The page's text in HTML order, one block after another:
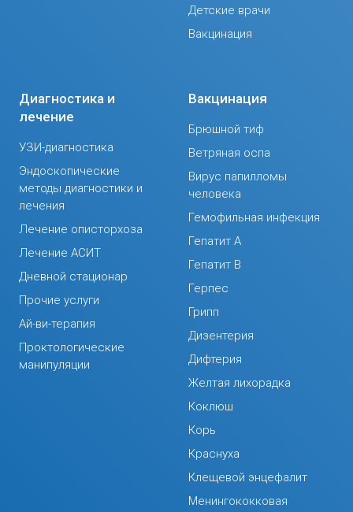
Детские врачи
Вакцинация
Диагностика и
лечение
УЗИ-диагностика
Эндоскопические
методы диагностики и
лечения
Лечение описторхоза
Лечение АСИТ
Дневной стационар
Прочие услуги
Ай-ви-терапия
Проктологические
манипуляции
Вакцинация
Брюшной тиф
Ветряная оспа
Вирус папилломы
человека
Гемофильная инфекция
Гепатит А
Гепатит В
Герпес
Грипп
Дизентерия
Дифтерия
Желтая лихорадка
Коклюш
Корь
Краснуха
Клещевой энцефалит
Менингококковая